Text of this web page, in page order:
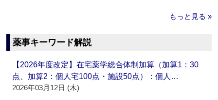
もっと見る »
薬事キーワード解説
【2026年度改定】在宅薬学総合体制加算（加算1：30
点、加算2：個人宅100点・施設50点）：個人…
2026年03月12日 (木)